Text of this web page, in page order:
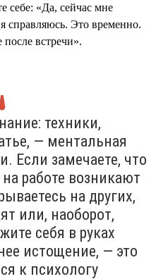
себе: «Да, сейчас мне
справляюсь. Это временно.
после встречи».
техники,
— ментальная
Если замечаете, что
работе возникают
на других,
или, наоборот,
себя в руках
истощение, — это
к психологу